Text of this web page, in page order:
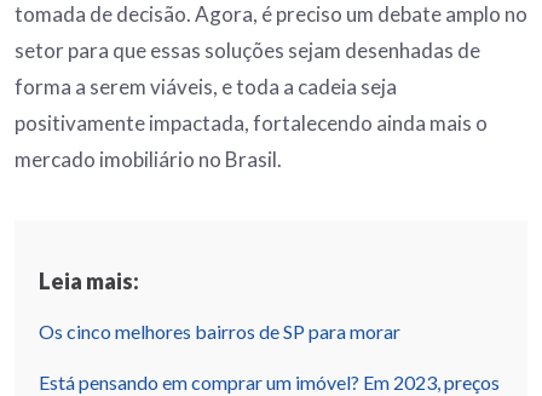
tomada de decisão. Agora, é preciso um debate amplo no
setor para que essas soluções sejam desenhadas de
forma a serem viáveis, e toda a cadeia seja
positivamente impactada, fortalecendo ainda mais o
mercado imobiliário no Brasil.
Leia mais:
Os cinco melhores bairros de SP para morar
Está pensando em comprar um imóvel? Em 2023, preços